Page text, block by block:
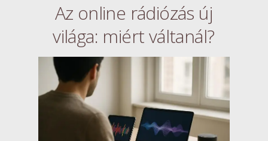
Az online rádiózás új
világa: miért váltanál?